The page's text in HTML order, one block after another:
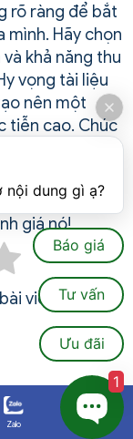
rõ ràng để bắt
mình. Hãy chọn
khả năng thu
vọng tài liệu
nên một
tiễn cao. Chúc
thế nào?
giá nó!
viết này.
Zalo Ưu đãi
nội dung gì ạ?
Báo giá
Tư vấn
Ưu đãi
1